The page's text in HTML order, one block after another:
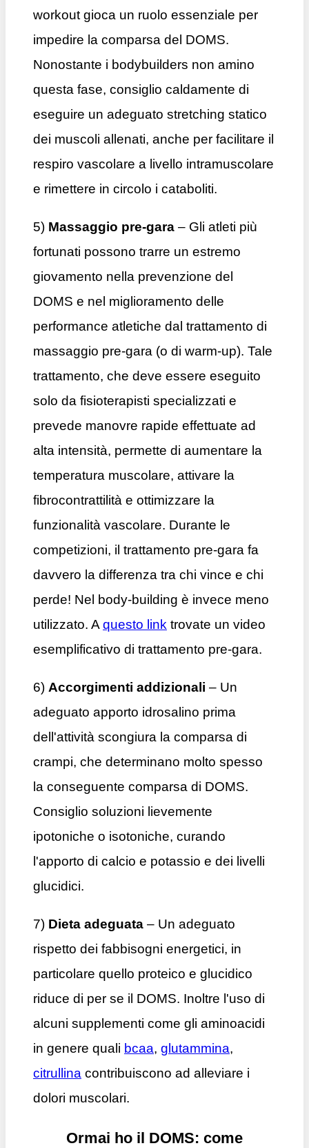
workout gioca un ruolo essenziale per
impedire la comparsa del DOMS.
Nonostante i bodybuilders non amino
questa fase, consiglio caldamente di
eseguire un adeguato stretching statico
dei muscoli allenati, anche per facilitare il
respiro vascolare a livello intramuscolare
e rimettere in circolo i cataboliti.
5) Massaggio pre-gara – Gli atleti più
fortunati possono trarre un estremo
giovamento nella prevenzione del
DOMS e nel miglioramento delle
performance atletiche dal trattamento di
massaggio pre-gara (o di warm-up). Tale
trattamento, che deve essere eseguito
solo da fisioterapisti specializzati e
prevede manovre rapide effettuate ad
alta intensità, permette di aumentare la
temperatura muscolare, attivare la
fibrocontrattilità e ottimizzare la
funzionalità vascolare. Durante le
competizioni, il trattamento pre-gara fa
davvero la differenza tra chi vince e chi
perde! Nel body-building è invece meno
utilizzato. A questo link trovate un video
esemplificativo di trattamento pre-gara.
6) Accorgimenti addizionali – Un
adeguato apporto idrosalino prima
dell'attività scongiura la comparsa di
crampi, che determinano molto spesso
la conseguente comparsa di DOMS.
Consiglio soluzioni lievemente
ipotoniche o isotoniche, curando
l'apporto di calcio e potassio e dei livelli
glucidici.
7) Dieta adeguata – Un adeguato
rispetto dei fabbisogni energetici, in
particolare quello proteico e glucidico
riduce di per se il DOMS. Inoltre l'uso di
alcuni supplementi come gli aminoacidi
in genere quali bcaa, glutammina,
citrullina contribuiscono ad alleviare i
dolori muscolari.
Ormai ho il DOMS: come